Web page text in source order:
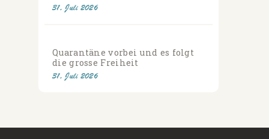
31. Juli 2026
Quarantäne vorbei und es folgt
die grosse Freiheit
31. Juli 2026